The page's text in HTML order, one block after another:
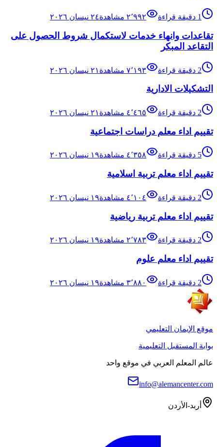
1 دقيقة قراءة ٢٬٩٩٢ مشاهدة٢٤ نيسان ٢٠٢٦
تقاعدات وانهاء خدمات لاستكمال شروط الحصول على
التقاعد المبكر
2 دقيقة قراءة ٧٬١٩٣ مشاهدة ٢١ نيسان ٢٠٢٦
التشكيلات الادارية
2 دقيقة قراءة ٤٬٤٦٥ مشاهدة ٢١ نيسان ٢٠٢٦
تقييم اداء معلم دراسات اجتماعية
5 دقيقة قراءة ٤٬٣٥٨ مشاهدة١٩ نيسان ٢٠٢٦
تقييم اداء معلم تربية اسلامية
2 دقيقة قراءة ٤٬١٠٤ مشاهدة١٩ نيسان ٢٠٢٦
تقييم اداء معلم تربية رياضية
2 دقيقة قراءة ٢٬٧٨٣ مشاهدة١٩ نيسان ٢٠٢٦
تقييم اداء معلم علوم
2 دقيقة قراءة ٣٬٨٨٠ مشاهدة١٩ نيسان ٢٠٢٦
موقع الإيمان التعليمي
بوابة المستقبل التعليمية
عالم المعلم العربي في موقع واحد
info@alemancenter.com
أربد-الأردن